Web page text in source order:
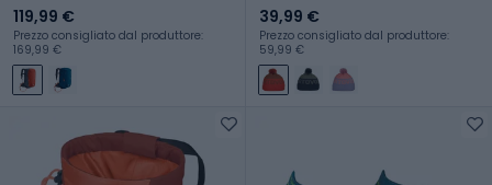
119,99 €
Prezzo consigliato dal produttore:
169,99 €
39,99 €
Prezzo consigliato dal produttore:
59,99 €